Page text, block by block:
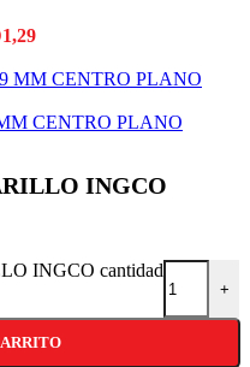
1,29
CENTRO PLANO
INGCO
INGCO cantidad
+